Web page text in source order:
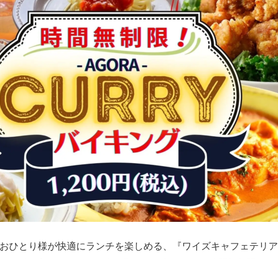
ひとり様が快適にランチを楽しめる、『ワイズキャフェテリア